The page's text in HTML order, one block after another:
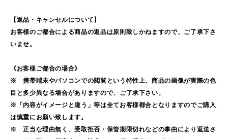
【返品・キャンセルについて】
お客様のご都合による商品の返品は原則致しかねますので、ご了承下さ
いませ。
《お客様ご都合の場合》
※ 携帯端末やパソコンでの閲覧という特性上、商品の画像が実際の色
目と多少異なる場合がありますので、ご了承下さい。
※「内容がイメージと違う」等は全てお客様都合となりますのでご購入
は慎重にお願い致します。
※ 正当な理由無く、受取拒否・保管期限切れなどの事由により返送さ